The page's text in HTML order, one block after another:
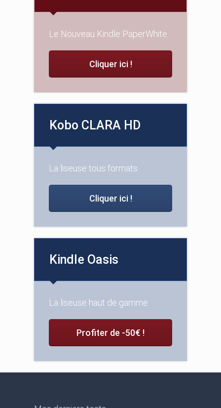
Le Nouveau Kindle PaperWhite
Cliquer ici !
Kobo CLARA HD
La liseuse tous formats
Cliquer ici !
Kindle Oasis
La liseuse haut de gamme
Profiter de -50€ !